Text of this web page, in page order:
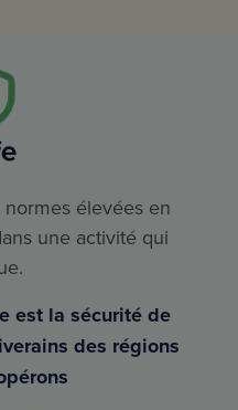
élevées en
une activité qui
est la sécurité de
des régions